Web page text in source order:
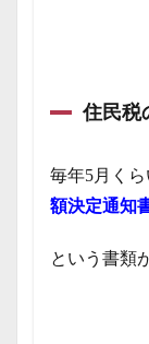
住民税
毎年5月く
額決定通知
という書類